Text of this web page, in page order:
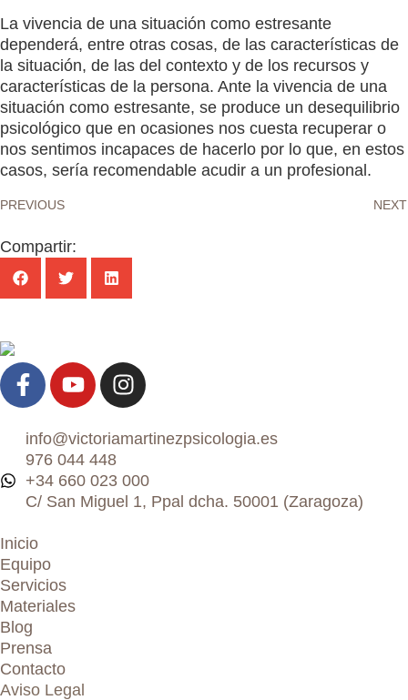
La vivencia de una situación como estresante
dependerá, entre otras cosas, de las características de
la situación, de las del contexto y de los recursos y
características de la persona. Ante la vivencia de una
situación como estresante, se produce un desequilibrio
psicológico que en ocasiones nos cuesta recuperar o
nos sentimos incapaces de hacerlo por lo que, en estos
casos, sería recomendable acudir a un profesional.
PREVIOUS NEXT
Compartir:
info@victoriamartinezpsicologia.es
976 044 448
+34 660 023 000
C/ San Miguel 1, Ppal dcha. 50001 (Zaragoza)
Inicio
Equipo
Servicios
Materiales
Blog
Prensa
Contacto
Aviso Legal